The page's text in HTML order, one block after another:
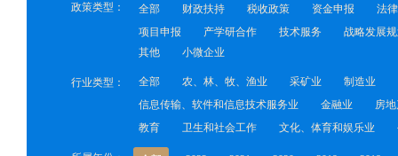
政策类型： 全部 财政扶持 税收政策 资金申报
法
项目申报
产学研合作 技术服务
战略发展
其他
小微企业
行业类型： 全部 农、林、牧、渔业 采矿业
制造业
信息传输、软件和信息技术服务业
金融业
房
教育
卫生和社会工作 文化、体育和娱乐业